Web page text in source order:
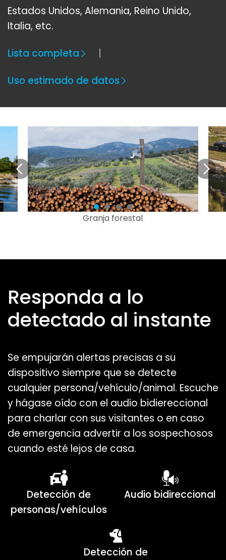
Estados Unidos, Alemania, Reino Unido,
Italia, etc.
Lista completa
Uso estimado de datos
Granja forestal
Responda a lo
detectado al instante
Se empujarán alertas precisas a su
dispositivo siempre que se detecte
cualquier persona/vehículo/animal. Escuche
y hágase oído con el audio bidiereccional
para charlar con sus visitantes o en caso
de emergencia advertir a los sospechosos
cuando esté lejos de casa.
Detección de
personas/vehículos
Audio bidireccional
Detección de